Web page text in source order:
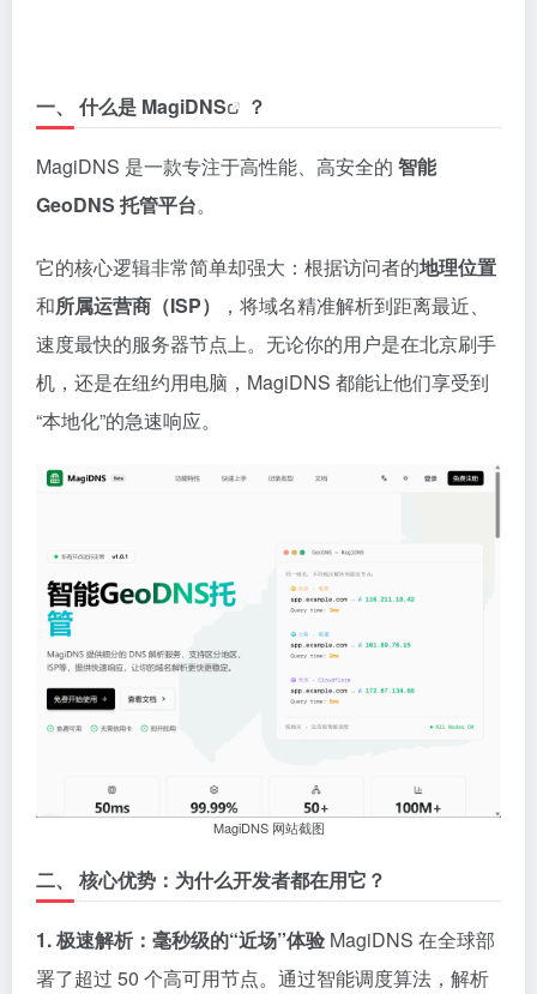
一、 什么是 MagiDNS ？
MagiDNS 是一款专注于高性能、高安全的 智能
GeoDNS 托管平台。
它的核心逻辑非常简单却强大：根据访问者的地理位置
和所属运营商（ISP）
，将域名精准解析到距离最近、
速度最快的服务器节点上。无论你的用户是在北京刷手
机，还是在纽约用电脑，MagiDNS 都能让他们享受到
“本地化”的急速响应。
MagiDNS 网站截图
二、 核心优势：为什么开发者都在用它？
1. 极速解析：毫秒级的“近场”体验 MagiDNS 在全球部
署了超过 50 个高可用节点。通过智能调度算法，解析